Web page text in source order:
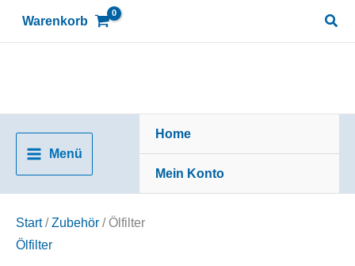
Warenkorb
Menü
Home
Mein Konto
Start/Zubehör / Ölfilter
Ölfilter